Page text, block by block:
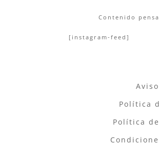
Contenido
[instagram-feed]
Política
Política